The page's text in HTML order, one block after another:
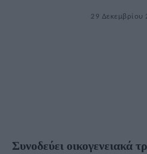
29 Δεκεμβρίου
Συνοδεύει οικογενειακά